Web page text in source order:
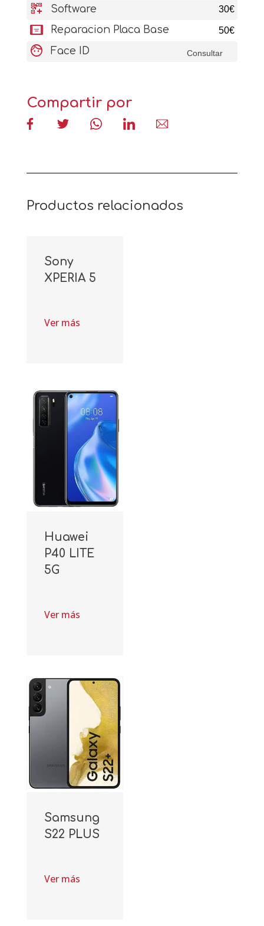
qr_code_2_add Software 30€
aod_tablet Reparacion Placa Base 50€
face Face ID Consultar
Compartir por
Productos relacionados
Sony
XPERIA 5
Ver más
Huawei
P40 LITE
5G
Ver más
Samsung
S22 PLUS
Ver más